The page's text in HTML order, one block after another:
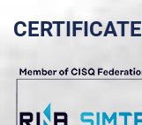
CERTIFICATE